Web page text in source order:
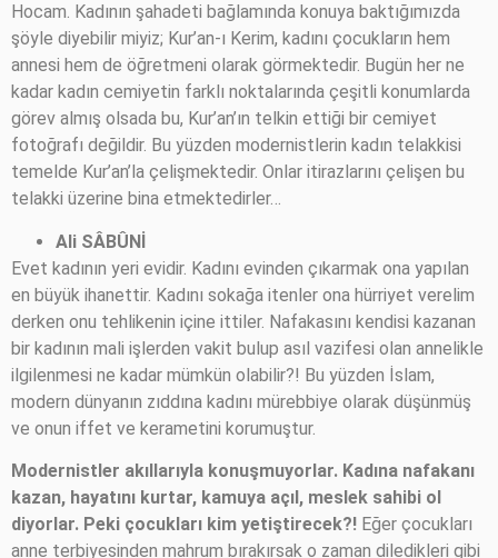
Hocam. Kadının şahadeti bağlamında konuya baktığımızda
şöyle diyebilir miyiz; Kur’an-ı Kerim, kadını çocukların hem
annesi hem de öğretmeni olarak görmektedir. Bugün her ne
kadar kadın cemiyetin farklı noktalarında çeşitli konumlarda
görev almış olsada bu, Kur’an’ın telkin ettiği bir cemiyet
fotoğrafı değildir. Bu yüzden modernistlerin kadın telakkisi
temelde Kur’an’la çelişmektedir. Onlar itirazlarını çelişen bu
telakki üzerine bina etmektedirler…
Ali SÂBÛNİ
Evet kadının yeri evidir. Kadını evinden çıkarmak ona yapılan
en büyük ihanettir. Kadını sokağa itenler ona hürriyet verelim
derken onu tehlikenin içine ittiler. Nafakasını kendisi kazanan
bir kadının mali işlerden vakit bulup asıl vazifesi olan annelikle
ilgilenmesi ne kadar mümkün olabilir?! Bu yüzden İslam,
modern dünyanın zıddına kadını mürebbiye olarak düşünmüş
ve onun iffet ve kerametini korumuştur.
Modernistler akıllarıyla konuşmuyorlar. Kadına nafakanı
kazan, hayatını kurtar, kamuya açıl, meslek sahibi ol
diyorlar. Peki çocukları kim yetiştirecek?! Eğer çocukları
anne terbiyesinden mahrum bırakırsak o zaman diledikleri gibi